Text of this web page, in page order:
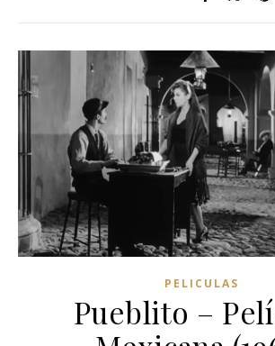
PELICULAS
Pueblito –